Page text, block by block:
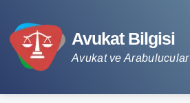
Avukat Bilgisi
Avukat ve Arabulucular